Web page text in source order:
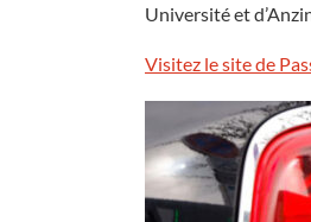
Université et
Visitez le site de